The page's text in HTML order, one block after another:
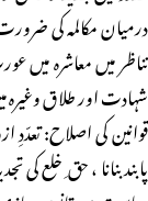
درمیان مکالمہ کی
تناظر میں معاشرہ
شہادت اور طلاق
قوانین کی اصلاح:
پابند بنانا ، حق ِ خلع